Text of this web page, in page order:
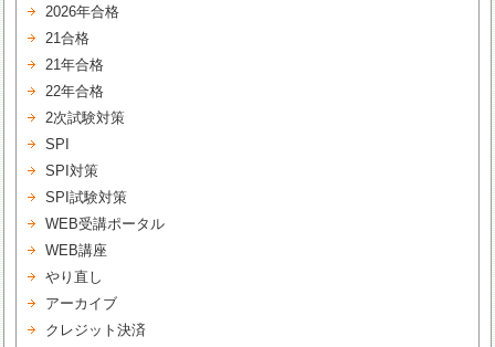
2026年合格
21合格
21年合格
22年合格
2次試験対策
SPI
SPI対策
SPI試験対策
WEB受講ポータル
WEB講座
やり直し
アーカイブ
クレジット決済